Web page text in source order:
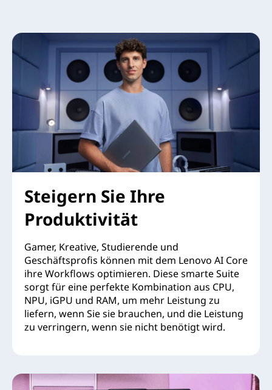
Steigern Sie Ihre
Produktivität
Gamer, Kreative, Studierende und
Geschäftsprofis können mit dem Lenovo AI Core
ihre Workflows optimieren. Diese smarte Suite
sorgt für eine perfekte Kombination aus CPU,
NPU, iGPU und RAM, um mehr Leistung zu
liefern, wenn Sie sie brauchen, und die Leistung
zu verringern, wenn sie nicht benötigt wird.